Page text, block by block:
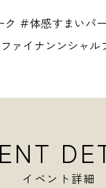
ク ＃体感すまいパ
ァイナンンシャル
イベント詳細